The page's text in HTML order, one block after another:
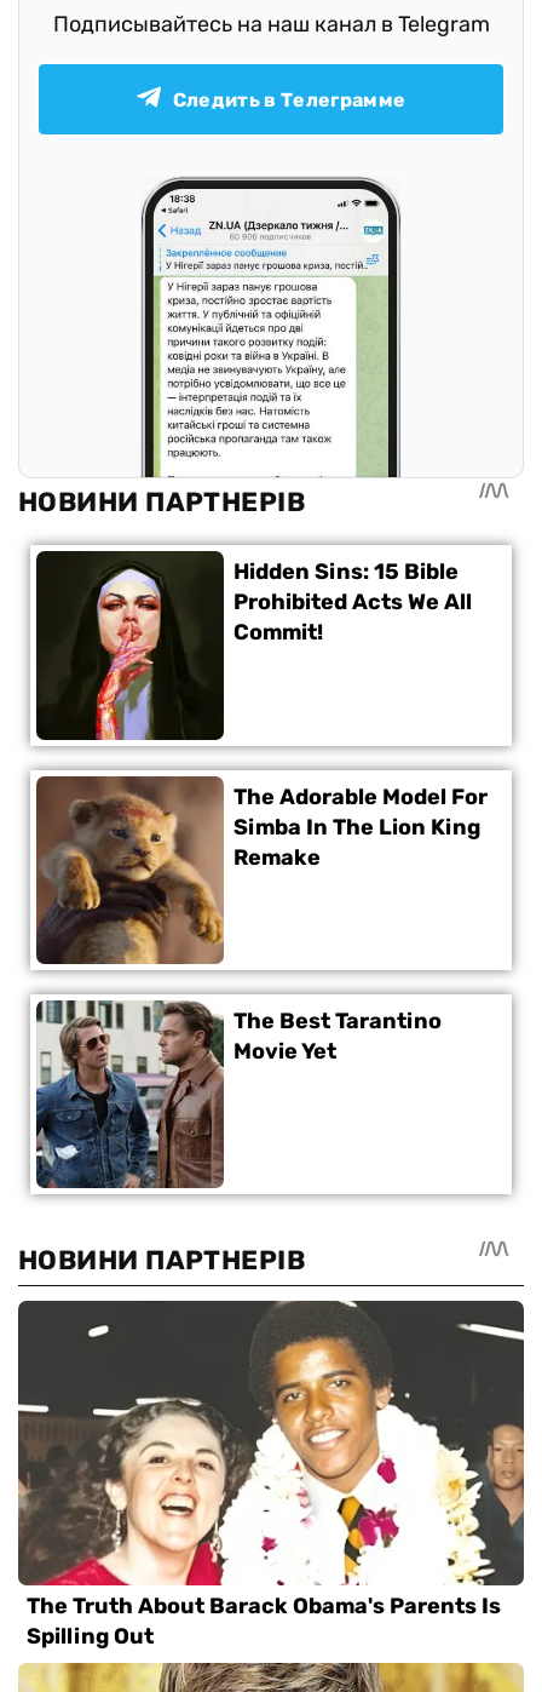
Подписывайтесь на наш канал в Telegram
Следить в Телеграмме